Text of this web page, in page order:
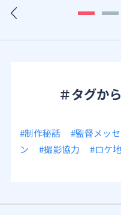
＃タグか
#制作秘話 #監督メッ
ン
#撮影協力 #ロケ地